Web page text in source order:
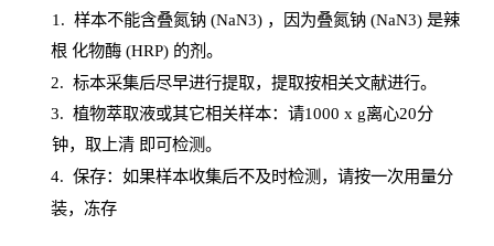
1 . 样本不能含叠氮钠(NaN3) ，因为叠氮钠 (NaN3) 是辣
根 化物酶(HRP) 的剂。
2. 标本采集后尽早进行提取，提取按相关文献进行。
3. 植物萃取液或其它相关样本：请1000 x g离心20分
钟，取上清 即可检测。
4. 保存：如果样本收集后不及时检测，请按一次用量分
装，冻存